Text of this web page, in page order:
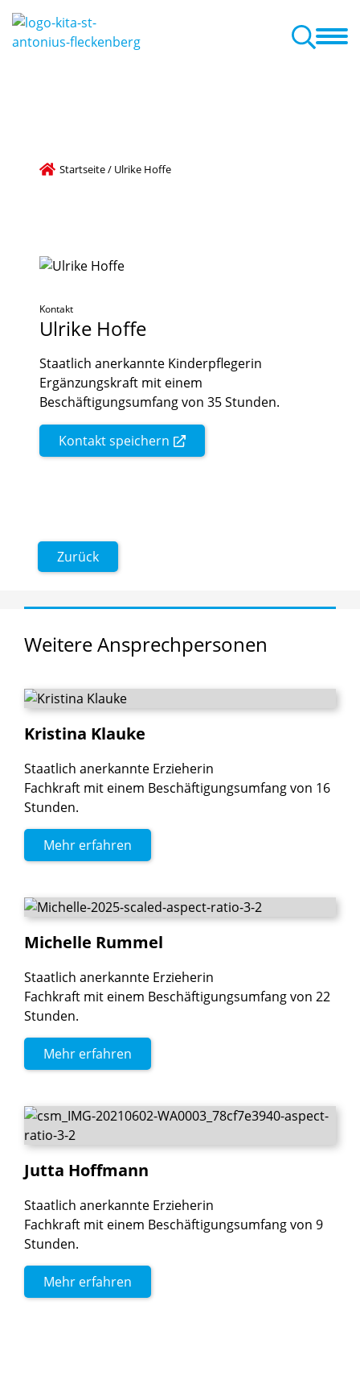
Pädagogische ArbeitFamilienzentrum AktuellesTermine
Startseite/ Ulrike Hoffe
Kontakt
Ulrike Hoffe
Staatlich anerkannte Kinderpflegerin
Ergänzungskraft mit einem
Beschäftigungsumfang von 35 Stunden.
Kontakt speichern
Zurück
WeitereAnsprechpersonen
Kristina Klauke
Staatlich anerkannte Erzieherin
Fachkraft mit einem Beschäftigungsumfang von 16
Stunden.
Mehr erfahren
Michelle Rummel
Staatlich anerkannte Erzieherin
Fachkraft mit einem Beschäftigungsumfang von 22
Stunden.
Mehr erfahren
Jutta Hoffmann
Staatlich anerkannte Erzieherin
Fachkraft mit einem Beschäftigungsumfang von 9
Stunden.
Mehr erfahren